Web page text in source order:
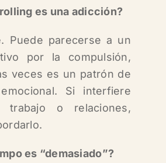
es una adicción?
Puede parecerse a un
por la compulsión,
veces es un patrón de
Si interfiere
trabajo o relaciones,
es “demasiado”?